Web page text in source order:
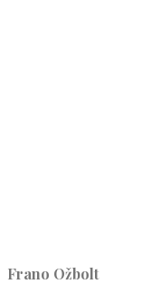
Frano Ožbolt